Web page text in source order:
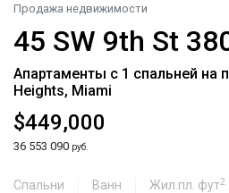
Продажа недвижимости
45 SW 9th St
Апартаменты с 1 спальней на
Heights, Miami
$449,000
36 553 090 руб.
Спальни Ванн Жил.пл. фут2